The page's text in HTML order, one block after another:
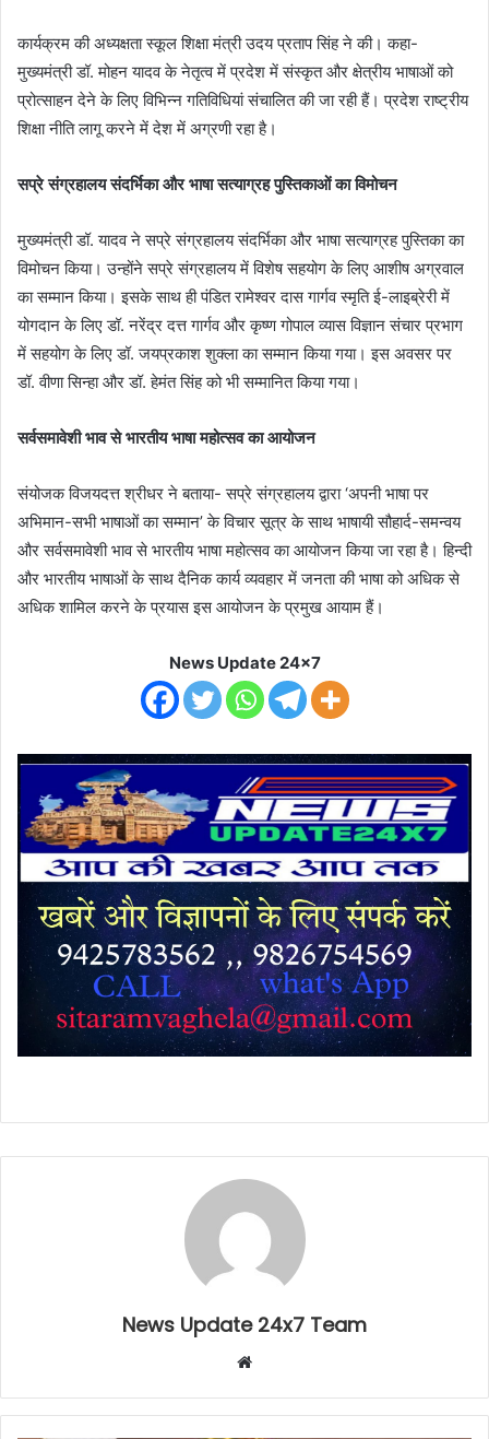
कार्यक्रम की अध्यक्षता स्कूल शिक्षा मंत्री उदय प्रताप सिंह ने की। कहा-
मुख्यमंत्री डॉ. मोहन यादव के नेतृत्व में प्रदेश में संस्कृत और क्षेत्रीय भाषाओं को
प्रोत्साहन देने के लिए विभिन्न गतिविधियां संचालित की जा रही हैं। प्रदेश राष्ट्रीय
शिक्षा नीति लागू करने में देश में अग्रणी रहा है।
सप्रे संग्रहालय संदर्भिका और भाषा सत्याग्रह पुस्तिकाओं का विमोचन
मुख्यमंत्री डॉ. यादव ने सप्रे संग्रहालय संदर्भिका और भाषा सत्याग्रह पुस्तिका का
विमोचन किया। उन्होंने सप्रे संग्रहालय में विशेष सहयोग के लिए आशीष अग्रवाल
का सम्मान किया। इसके साथ ही पंडित रामेश्वर दास गार्गव स्मृति ई-लाइब्रेरी में
योगदान के लिए डॉ. नरेंद्र दत्त गार्गव और कृष्ण गोपाल व्यास विज्ञान संचार प्रभाग
में सहयोग के लिए डॉ. जयप्रकाश शुक्ला का सम्मान किया गया। इस अवसर पर
डॉ. वीणा सिन्हा और डॉ. हेमंत सिंह को भी सम्मानित किया गया।
सर्वसमावेशी भाव से भारतीय भाषा महोत्सव का आयोजन
संयोजक विजयदत्त श्रीधर ने बताया- सप्रे संग्रहालय द्वारा ‘अपनी भाषा पर
अभिमान-सभी भाषाओं का सम्मान’ के विचार सूत्र के साथ भाषायी सौहार्द-समन्वय
और सर्वसमावेशी भाव से भारतीय भाषा महोत्सव का आयोजन किया जा रहा है। हिन्दी
और भारतीय भाषाओं के साथ दैनिक कार्य व्यवहार में जनता की भाषा को अधिक से
अधिक शामिल करने के प्रयास इस आयोजन के प्रमुख आयाम हैं।
News Update 24x7
News Update 24x7 Team
Website